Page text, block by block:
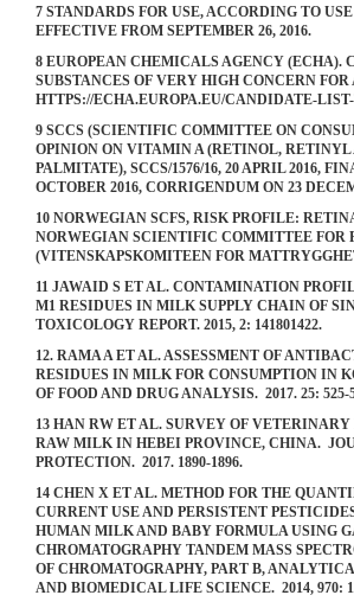
7 STANDARDS FOR USE, ACCORDING TO
EFFECTIVE FROM SEPTEMBER 26, 2016.
8 EUROPEAN CHEMICALS AGENCY (ECHA).
SUBSTANCES OF VERY HIGH CONCERN
HTTPS://ECHA.EUROPA.EU/CANDIDATE-
9 SCCS (SCIENTIFIC COMMITTEE ON
OPINION ON VITAMIN A (RETINOL,
PALMITATE), SCCS/1576/16, 20 APRIL 2016,
OCTOBER 2016, CORRIGENDUM ON 23
10 NORWEGIAN SCFS, RISK PROFILE:
NORWEGIAN SCIENTIFIC COMMITTEE FOR
(VITENSKAPSKOMITEEN FOR
11 JAWAID S ET AL. CONTAMINATION
M1 RESIDUES IN MILK SUPPLY CHAIN OF
TOXICOLOGY REPORT. 2015, 2: 141801422.
12. RAMA A ET AL. ASSESSMENT OF
RESIDUES IN MILK FOR CONSUMPTION IN
OF FOOD AND DRUG ANALYSIS. 2017. 25: 525-
13 HAN RW ET AL. SURVEY OF
RAW MILK IN HEBEI PROVINCE, CHINA.
PROTECTION. 2017. 1890-1896.
14 CHEN X ET AL. METHOD FOR THE
CURRENT USE AND PERSISTENT
HUMAN MILK AND BABY FORMULA USING
CHROMATOGRAPHY TANDEM MASS
OF CHROMATOGRAPHY, PART B,
AND BIOMEDICAL LIFE SCIENCE. 2014, 970: